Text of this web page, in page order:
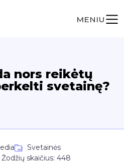
MENIU
nors reikėtų
svetainę?
Svetainės
skaičius: 448